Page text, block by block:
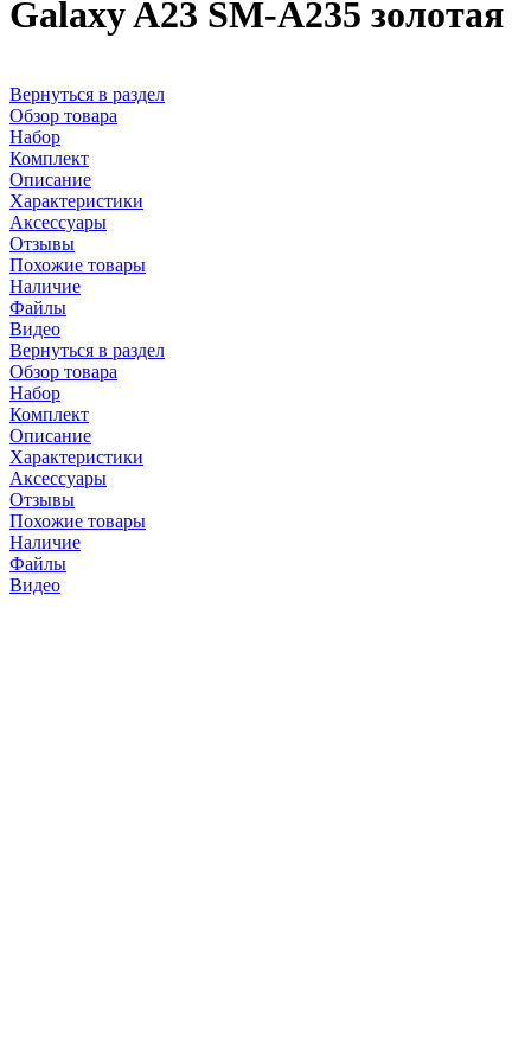
Galaxy A23 SM-A235 золотая
Вернуться в раздел
Обзор товара
Набор
Комплект
Описание
Характеристики
Аксессуары
Отзывы
Похожие товары
Наличие
Файлы
Видео
Вернуться в раздел
Обзор товара
Набор
Комплект
Описание
Характеристики
Аксессуары
Отзывы
Похожие товары
Наличие
Файлы
Видео